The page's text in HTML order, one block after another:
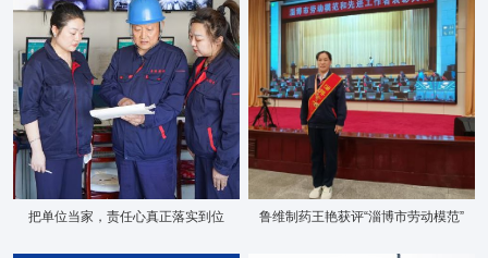
把单位当家，责任心真正落实到位 鲁维制药王艳获评“淄博市劳动模范”